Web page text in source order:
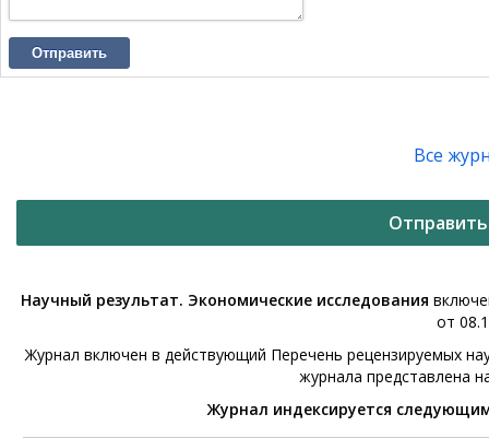
Отправить
Все
Научный результат. Экономические исследования
от
Журнал включен в действующий Перечень рецензируемых
журнала представлена
Журнал индексируется